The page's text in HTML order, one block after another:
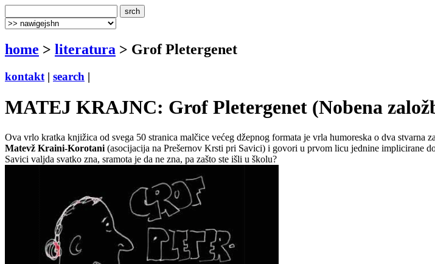
home > literatura > Grof Pletergenet
kontakt | search |
MATEJ KRAJNC: Grof Pletergenet (Nobena
Ova vrlo kratka knjižica od svega 50 stranica malčice većeg džepnog formata je vrla humoreska o dva stvarna
Matevž Kraini-Korotani (asocijacija na Prešernov Krsti pri Savici) i govori u prvom licu jednine implicirane
Savici valjda svatko zna, sramota je da ne zna, pa zašto ste išli u školu?